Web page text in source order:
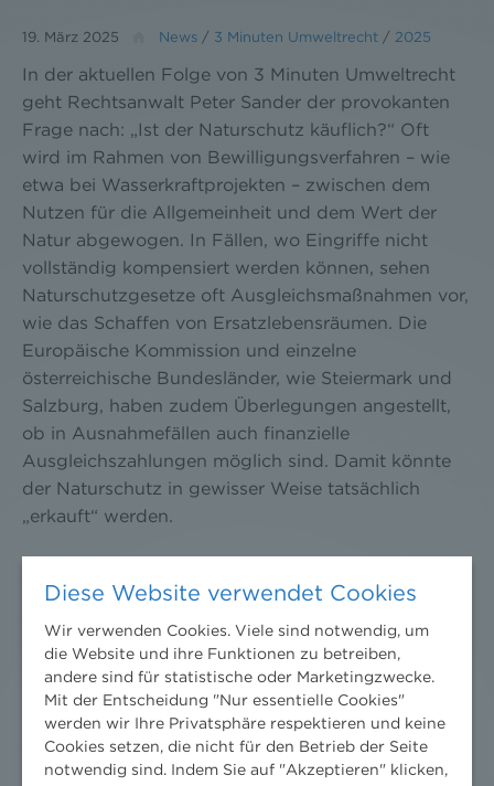
19. März 2025 News / 3 Minuten Umweltrecht / 2025
In der aktuellen Folge von 3 Minuten Umweltrecht
geht Rechtsanwalt Peter Sander der provokanten
Frage nach: „Ist der Naturschutz käuflich?“ Oft
wird im Rahmen von Bewilligungsverfahren – wie
etwa bei Wasserkraftprojekten – zwischen dem
Nutzen für die Allgemeinheit und dem Wert der
Natur abgewogen. In Fällen, wo Eingriffe nicht
vollständig kompensiert werden können, sehen
Naturschutzgesetze oft Ausgleichsmaßnahmen vor,
wie das Schaffen von Ersatzlebensräumen. Die
Europäische Kommission und einzelne
österreichische Bundesländer, wie Steiermark und
Salzburg, haben zudem Überlegungen angestellt,
ob in Ausnahmefällen auch finanzielle
Ausgleichszahlungen möglich sind. Damit könnte
der Naturschutz in gewisser Weise tatsächlich
„erkauft“ werden.
Diese Website verwendet Cookies
Wir verwenden Cookies. Viele sind notwendig, um
die Website und ihre Funktionen zu betreiben,
andere sind für statistische oder Marketingzwecke.
Mit der Entscheidung "Nur essentielle Cookies"
werden wir Ihre Privatsphäre respektieren und keine
Cookies setzen, die nicht für den Betrieb der Seite
notwendig sind. Indem Sie auf "Akzeptieren" klicken,